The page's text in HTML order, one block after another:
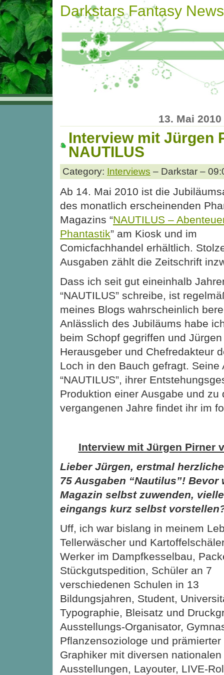
Darkstars Fantasy News
13. Mai 2010
Interview mit Jürgen
NAUTILUS
Category: Interviews – Darkstar –
Ab 14. Mai 2010 ist die
des monatlich erscheinenden
Magazins “NAUTILUS –
Phantastik” am Kiosk und im
Comicfachhandel erhältlich.
Ausgaben zählt die Zeitschrift
Dass ich seit gut eineinhalb
“NAUTILUS” schreibe, ist
meines Blogs wahrscheinlich
Anlässlich des Jubiläums habe
beim Schopf gegriffen und
Herausgeber und Chefredakteur
Loch in den Bauch gefragt. Seine
“NAUTILUS”, ihrer
Produktion einer Ausgabe und zu
vergangenen Jahre findet ihr im
Interview mit Jürgen Pirner
Lieber Jürgen, erstmal
75 Ausgaben “Nautilus”! Bevor
Magazin selbst zuwenden,
eingangs kurz selbst
Uff, ich war bislang in meinem
Tellerwäscher und
Werker im Dampfkesselbau,
Stückgutspedition, Schüler an 7
verschiedenen Schulen in 13
Bildungsjahren, Student,
Typographie, Bleisatz und
Ausstellungs-Organisator,
Pflanzensoziologe und prämierter
Graphiker mit diversen
Ausstellungen, Layouter, LIVE-